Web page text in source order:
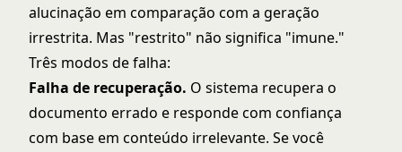
alucinação em comparação com a geração
irrestrita. Mas "restrito" não significa "imune."
Três modos de falha:
Falha de recuperação. O sistema recupera o
documento errado e responde com confiança
com base em conteúdo irrelevante. Se você